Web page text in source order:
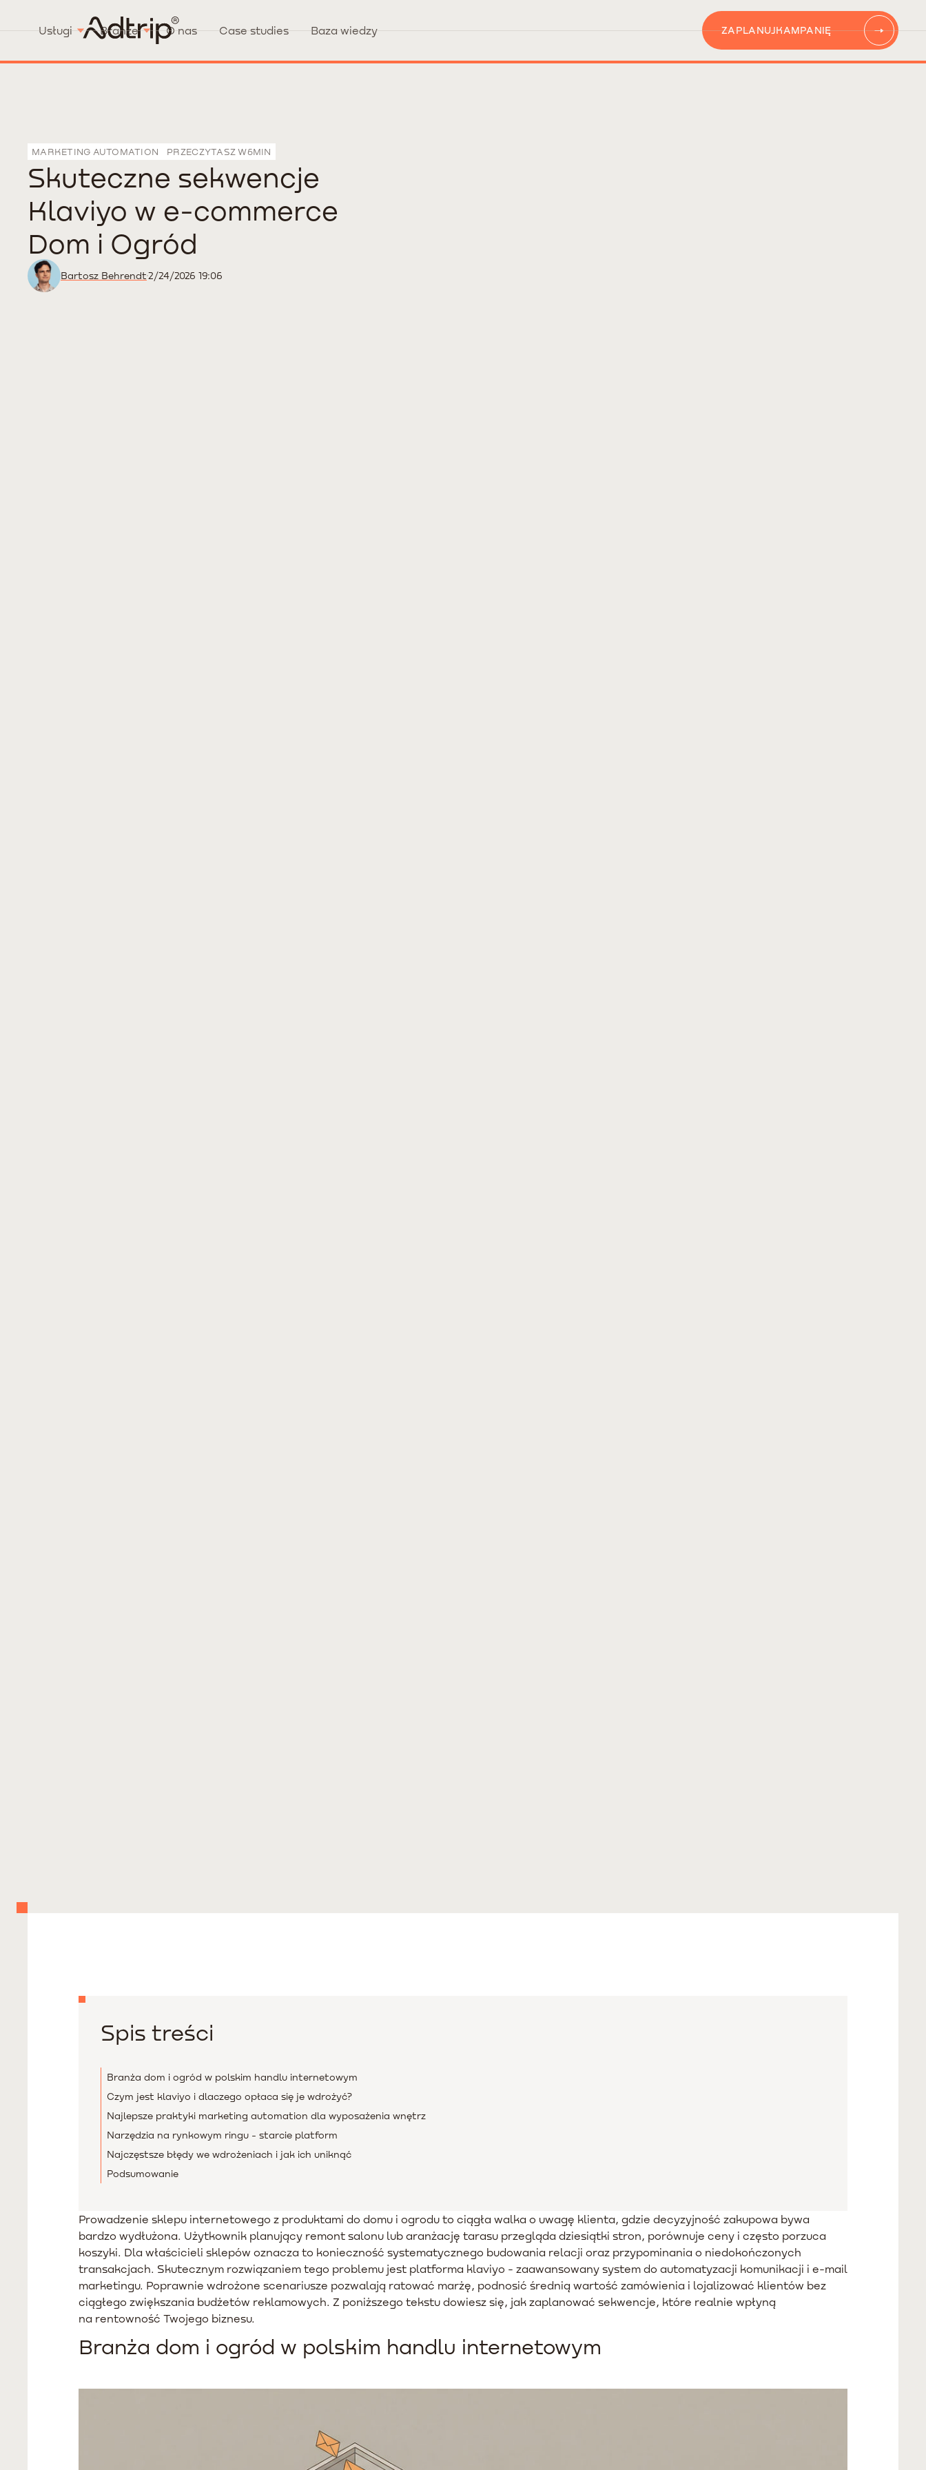
Usługi Branże O nas Case studies Baza wiedzy ZAPLANUJKAMPANIĘ
MARKETING AUTOMATION PRZECZYTASZ W6MIN
Skuteczne sekwencje
Klaviyo w e-commerce
Dom i Ogród
Bartosz Behrendt2/24/2026 19:06
Spis treści
Branża dom i ogród w polskim handlu internetowym
Czym jest klaviyo i dlaczego opłaca się je wdrożyć?
Najlepsze praktyki marketing automation dla wyposażenia wnętrz
Narzędzia na rynkowym ringu - starcie platform
Najczęstsze błędy we wdrożeniach i jak ich uniknąć
Podsumowanie
Prowadzenie sklepu internetowego z produktami do domu i ogrodu to ciągła walka o uwagę klienta, gdzie decyzyjność zakupowa bywa
bardzo wydłużona. Użytkownik planujący remont salonu lub aranżację tarasu przegląda dziesiątki stron, porównuje ceny i często porzuca
koszyki. Dla właścicieli sklepów oznacza to konieczność systematycznego budowania relacji oraz przypominania o niedokończonych
transakcjach. Skutecznym rozwiązaniem tego problemu jest platforma klaviyo - zaawansowany system do automatyzacji komunikacji i e-mail
marketingu. Poprawnie wdrożone scenariusze pozwalają ratować marżę, podnosić średnią wartość zamówienia i lojalizować klientów bez
ciągłego zwiększania budżetów reklamowych. Z poniższego tekstu dowiesz się, jak zaplanować sekwencje, które realnie wpłyną
na rentowność Twojego biznesu.
Branża dom i ogród w polskim handlu internetowym